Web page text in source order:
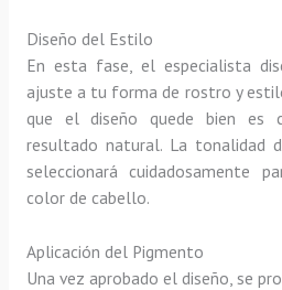
Diseño del Estilo
En esta fase, el especialista
ajuste a tu forma de rostro y
que el diseño quede bien es
resultado natural. La tonalidad
seleccionará cuidadosamente
color de cabello.
Aplicación del Pigmento
Una vez aprobado el diseño, se